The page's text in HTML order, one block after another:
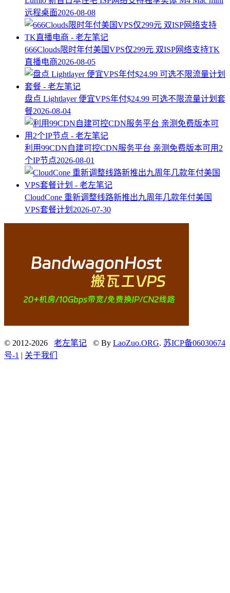
远程桌面2026-08-08
666Clouds限时年付美国VPS仅299元 双ISP网络支持TK
直播电商2026-08-05
盘点 Lightlayer 便宜VPS年付$24.99 可选不限流量计划套
餐2026-08-04
利用99CDN自建可控CDN服务平台 亲测免费版本可用2
个IP节点2026-08-01
CloudCone 重新调整线路新推出九周年几款年付美国
VPS套餐计划 2026-07-30
© 2012-2026 老左笔记 © By LaoZuo.ORG. 苏ICP备06030674
号-1 | 关于我们